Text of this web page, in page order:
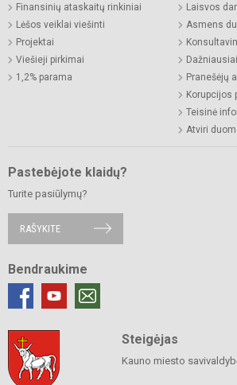
Finansinių ataskaitų rinkiniai
Lėšos veiklai viešinti
Projektai
Viešieji pirkimai
1,2% parama
Laisvos
Asmens
Pranešėjų
Korupcijos
Teisinė
Atviri
Pastebėjote klaidų?
Turite pasiūlymų?
RAŠYKITE
Bendraukime
Steigėjas
Kauno miesto